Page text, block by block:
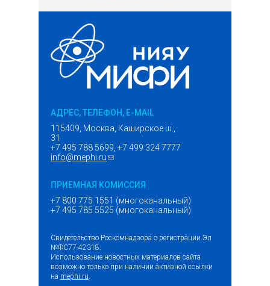
АДРЕС, ТЕЛЕФОН, E-MAIL
115409, Москва, Каширское ш.,
31
+7 495 788 5699, +7 499 324 7777
info@mephi.ru(ссылка для отправки email)
ПРИЕМНАЯ КОМИССИЯ
+7 800 775 1551 (многоканальный)
+7 495 785 5525 (многоканальный)
Свидетельство Роскомнадзора о регистрации Эл
№ФС77-42318.
Использование новостных материалов сайта
возможно только при наличии активной ссылки
на mephi.ru.